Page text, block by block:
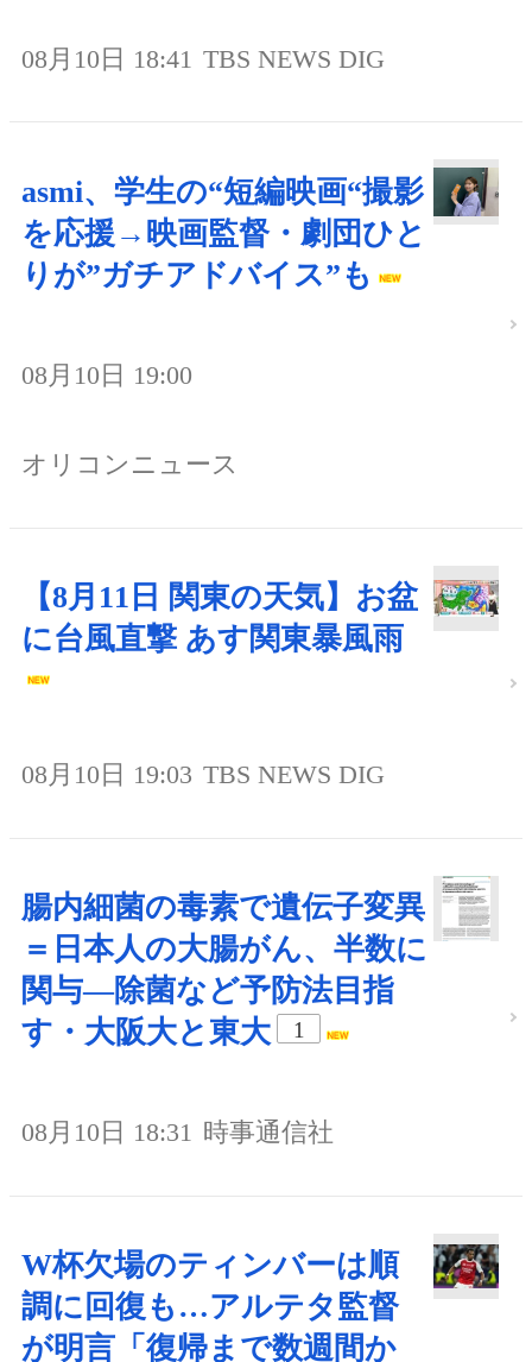
08月10日 18:41 TBS NEWS DIG
asmi、学生の“短編映画“撮影
を応援→映画監督・劇団ひと
りが”ガチアドバイス”も
08月10日 19:00
オリコンニュース
【8月11日 関東の天気】お盆
に台風直撃 あす関東暴風雨
08月10日 19:03 TBS NEWS DIG
腸内細菌の毒素で遺伝子変異
＝日本人の大腸がん、半数に
関与―除菌など予防法目指
す・大阪大と東大
1
08月10日 18:31 時事通信社
W杯欠場のティンバーは順
調に回復も…アルテタ監督
が明言「復帰まで数週間か